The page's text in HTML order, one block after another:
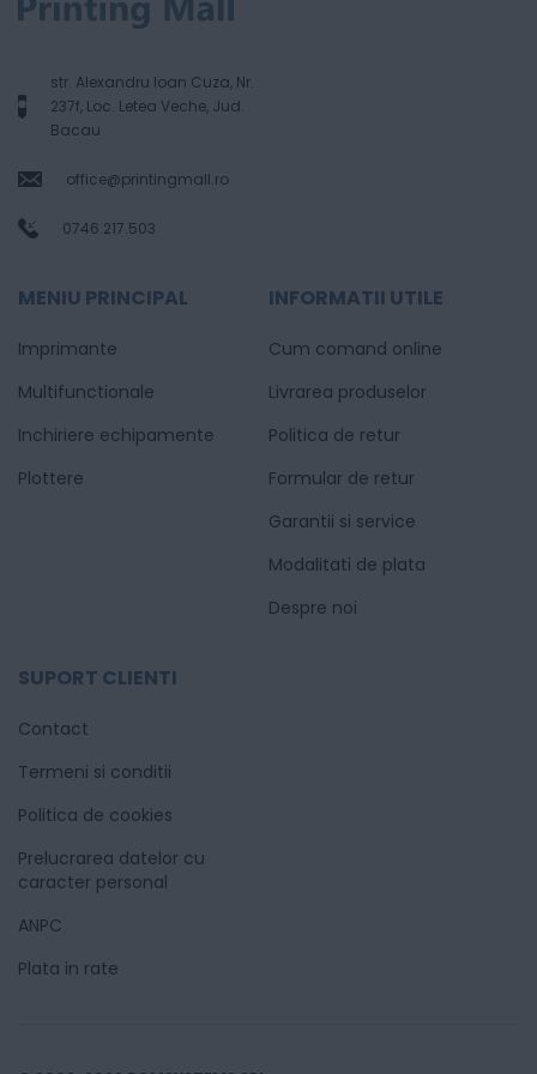
str. Alexandru Ioan Cuza, Nr.
237f, Loc. Letea Veche, Jud.
Bacau
office@printingmall.ro
0746.217.503
MENIU PRINCIPAL
Imprimante
Multifunctionale
Inchiriere echipamente
Plottere
INFORMATII UTILE
Cum comand online
Livrarea produselor
Politica de retur
Formular de retur
Garantii si service
Modalitati de plata
Despre noi
SUPORT CLIENTI
Contact
Termeni si conditii
Politica de cookies
Prelucrarea datelor cu
caracter personal
ANPC
Plata in rate